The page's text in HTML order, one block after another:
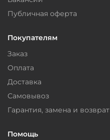
Публичная оферта
Покупателям
Заказ
Оплата
Доставка
Самовывоз
Гарантия, замена и возврат
Помощь